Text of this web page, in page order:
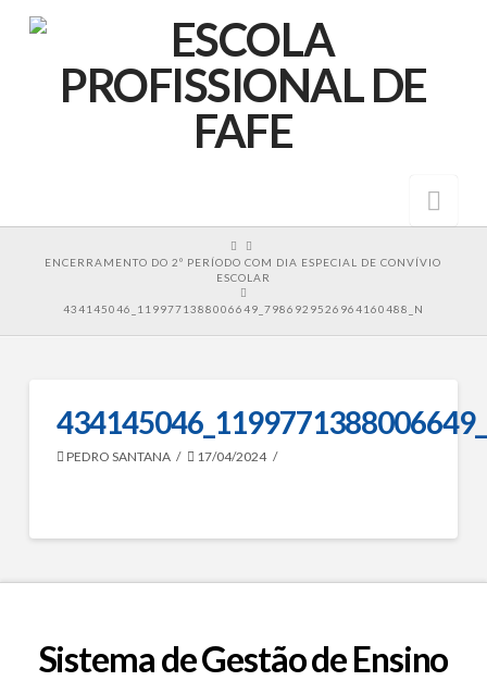
HOME
ENCERRAMENTO DO 2º PERÍODO COM DIA ESPECIAL DE CONVÍVIO
ESCOLAR
434145046_1199771388006649_7986929526964160488_N
PEDRO SANTANA 17/04/2024
Sistema de Gestão de Ensino